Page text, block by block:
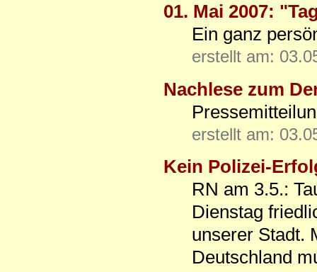
01. Mai 2007:
Ein ganz
erstellt am:
Nachlese zum
erstellt am:
Kein Polizei-
RN am 3.5.:
Dienstag
unserer Stadt.
Deutschland